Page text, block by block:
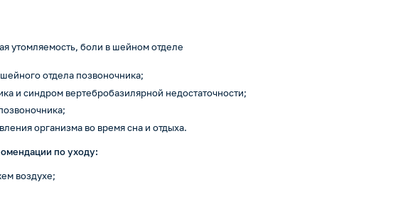
утомляемость, боли в шейном отделе
отдела позвоночника;
и синдром вертебробазилярной недостаточности;
организма во время сна и отдыха.
по уходу:
воздухе;